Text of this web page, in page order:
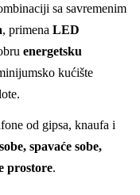
sa savremenim
, primena LED
energetsku
kućište
od gipsa, knaufa i
spavaće sobe,
prostore.